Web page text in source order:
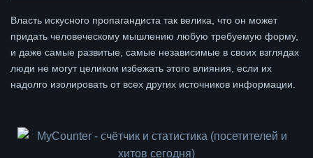
Власть искусного пропагандиста так велика, что он может
придать человеческому мышлению любую требуемую форму,
и даже самые развитые, самые независимые в своих взглядах
люди не могут целиком избежать этого влияния, если их
надолго изолировать от всех других источников информации.